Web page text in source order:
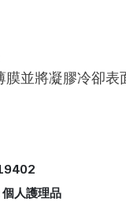
並將凝膠冷卻表
個人護理品